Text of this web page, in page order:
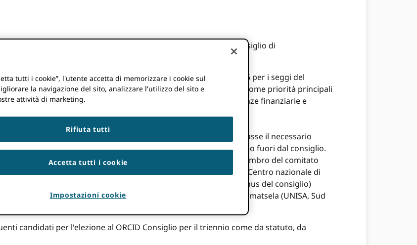
sono lieto di annunciare la lista per ORCIDelezioni del Consiglio di
per i seggi del consiglio dei rappresentanti dei membri e 16 per i seggi del
candidati con esperienza nelle aree del consiglioidentificato
come priorità principali
nei settori dell'editoria e dei fornitori di servizi, solide competenze finanziarie e
ogni nomina, sforzandosi di costruire una lista che portasse il necessario
lacune di competenze chiave man mano che i direttori ruotavano fuori dal consiglio.
loro duro lavoro e la loro premura durante tutto il processo: membro del comitato
Brennan (CZI, USA), membro del consiglio Amal Amin Ibrahim (Centro nazionale di
(NIH, USA), membro del comitato esterno (e ORCID Alumnus del consiglio)
consiglio Linda O'Brien (Griffith University, Australia), Daisy Selematsela (UNISA, Sud
Stammer (CSIRO, Australia)
candidati per l'elezione al ORCID Consiglio per il triennio come da statuto, da
tutti i cookie”, l'utente accetta di memorizzare i cookie sul
la navigazione del sito, analizzare l'utilizzo del sito e
attività di marketing.
Rifiuta tutti
Accetta tutti i cookie
Impostazioni cookie